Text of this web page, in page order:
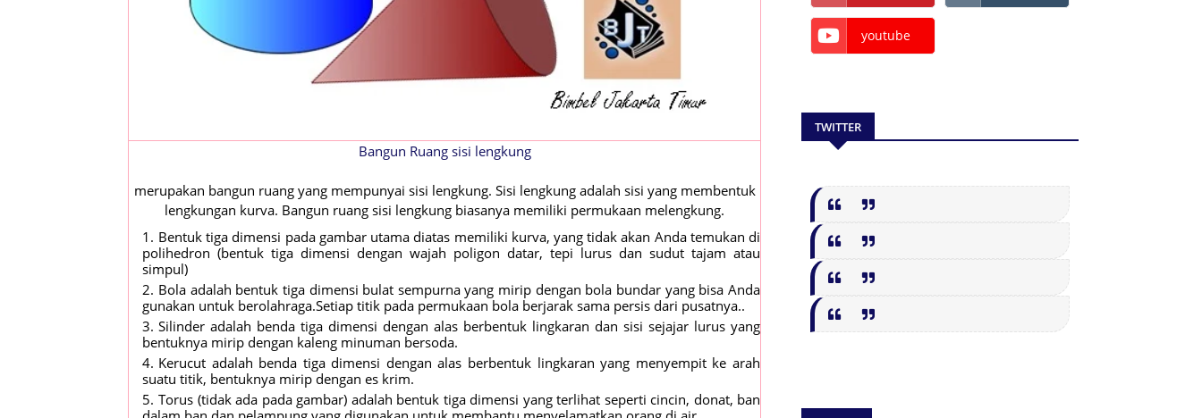
Bangun Ruang sisi lengkung
merupakan bangun ruang yang mempunyai sisi lengkung. Sisi lengkung adalah sisi yang membentuk
lengkungan kurva. Bangun ruang sisi lengkung biasanya memiliki permukaan melengkung.
Bentuk tiga dimensi pada gambar utama diatas memiliki kurva, yang tidak akan Anda temukan di
polihedron (bentuk tiga dimensi dengan wajah poligon datar, tepi lurus dan sudut tajam atau
simpul)
Bola adalah bentuk tiga dimensi bulat sempurna yang mirip dengan bola bundar yang bisa Anda
gunakan untuk berolahraga.Setiap titik pada permukaan bola berjarak sama persis dari pusatnya..
Silinder adalah benda tiga dimensi dengan alas berbentuk lingkaran dan sisi sejajar lurus yang
bentuknya mirip dengan kaleng minuman bersoda.
Kerucut adalah benda tiga dimensi dengan alas berbentuk lingkaran yang menyempit ke arah
suatu titik, bentuknya mirip dengan es krim.
Torus (tidak ada pada gambar) adalah bentuk tiga dimensi yang terlihat seperti cincin, donat, ban
youtube
TWITTER